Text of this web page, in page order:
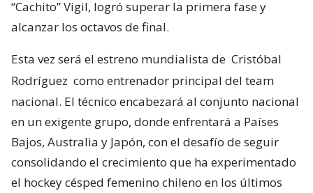
“Cachito” Vigil, logró superar la primera fase y
alcanzar los octavos de final.
Esta vez será el estreno mundialista de Cristóbal
Rodríguez como entrenador principal del team
nacional. El técnico encabezará al conjunto nacional
en un exigente grupo, donde enfrentará a Países
Bajos, Australia y Japón, con el desafío de seguir
consolidando el crecimiento que ha experimentado
el hockey césped femenino chileno en los últimos